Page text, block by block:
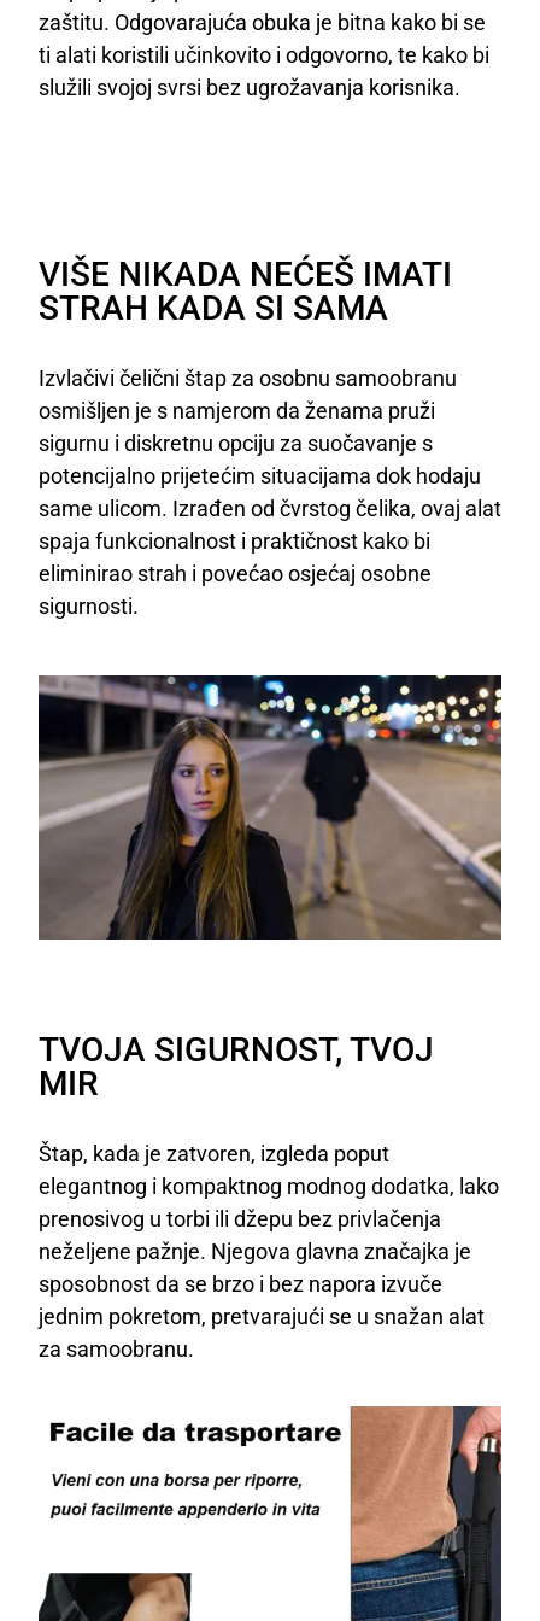
zaštitu. Odgovarajuća obuka je bitna kako bi se
ti alati koristili učinkovito i odgovorno, te kako bi
služili svojoj svrsi bez ugrožavanja korisnika.
VIŠE NIKADA NEĆEŠ IMATI
STRAH KADA SI SAMA
Izvlačivi čelični štap za osobnu samoobranu
osmišljen je s namjerom da ženama pruži
sigurnu i diskretnu opciju za suočavanje s
potencijalno prijetećim situacijama dok hodaju
same ulicom. Izrađen od čvrstog čelika, ovaj alat
spaja funkcionalnost i praktičnost kako bi
eliminirao strah i povećao osjećaj osobne
sigurnosti.
TVOJA SIGURNOST, TVOJ
MIR
Štap, kada je zatvoren, izgleda poput
elegantnog i kompaktnog modnog dodatka, lako
prenosivog u torbi ili džepu bez privlačenja
neželjene pažnje. Njegova glavna značajka je
sposobnost da se brzo i bez napora izvuče
jednim pokretom, pretvarajući se u snažan alat
za samoobranu.